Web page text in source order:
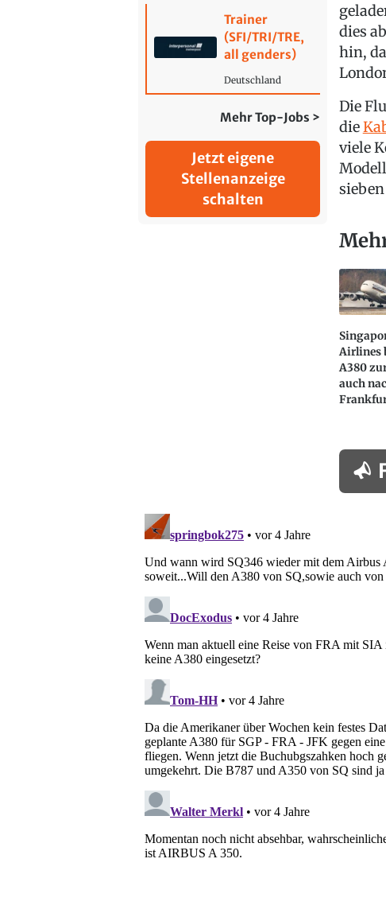
Trainer
(SFI/TRI/TRE,
all genders)
Deutschland
Mehr Top-Jobs >
Jetzt eigene
Stellenanzeige
schalten
dies
hin,
Die
die
viele
Airlines
A380
auch